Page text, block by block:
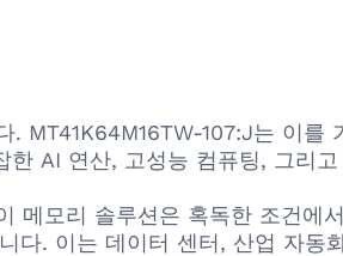
MT41K64M16TW-107:J는 이를
AI 연산, 고성능 컴퓨팅, 그리
메모리 솔루션은 혹독한 조건에
다. 이는 데이터 센터, 산업 자동